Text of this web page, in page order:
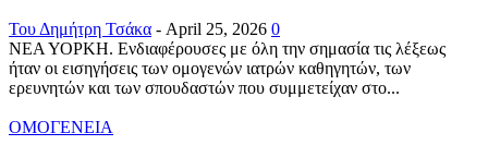
Του Δημήτρη Τσάκα - April 25, 2026 0
ΝΕΑ ΥΟΡΚΗ. Ενδιαφέρουσες με όλη την σημασία τις λέξεως
ήταν οι εισηγήσεις των ομογενών ιατρών καθηγητών, των
ερευνητών και των σπουδαστών που συμμετείχαν στο...
ΟΜΟΓΕΝΕΙΑ